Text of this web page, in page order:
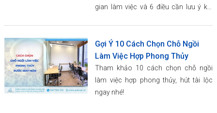
gian làm việc và 6 điều cần lưu ý khi
Gợi Ý 10 Cách Chọn Chỗ Ngồi
Làm Việc Hợp Phong Thủy
Tham khảo 10 cách chọn chỗ ngồi
làm việc hợp phong thủy, hút tài lộc
ngay nhé!